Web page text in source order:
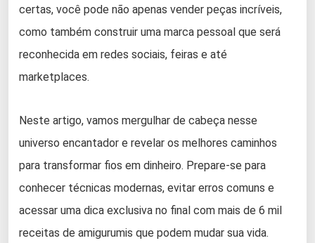
certas, você pode não apenas vender peças incríveis,
como também construir uma marca pessoal que será
reconhecida em redes sociais, feiras e até
marketplaces.
Neste artigo, vamos mergulhar de cabeça nesse
universo encantador e revelar os melhores caminhos
para transformar fios em dinheiro. Prepare-se para
conhecer técnicas modernas, evitar erros comuns e
acessar uma dica exclusiva no final com mais de 6 mil
receitas de amigurumis que podem mudar sua vida.